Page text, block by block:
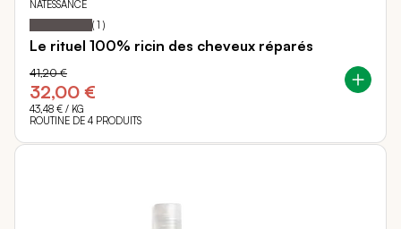
NATESSANCE
Notation: 100
% of
( 1 )
Le rituel 100% ricin des cheveux réparés
32,00 €
41,20 €
43,48 € / KG
ROUTINE DE 4 PRODUITS